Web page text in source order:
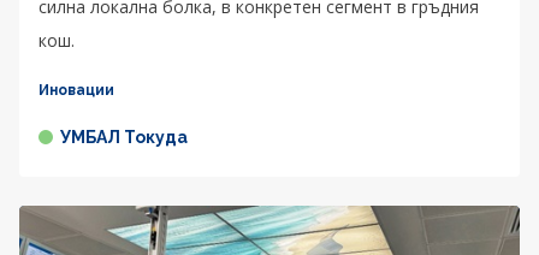
силна локална болка, в конкретен сегмент в гръдния
кош.
Иновации
УМБАЛ Токуда